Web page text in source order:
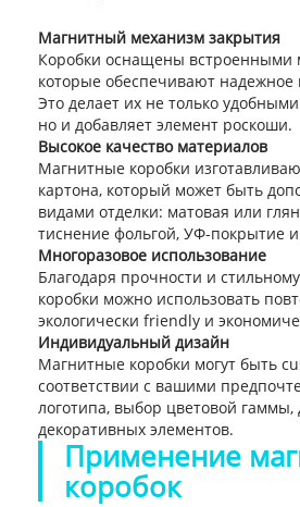
Магнитный механизм закрытия
Коробки оснащены встроенными
которые обеспечивают надежное
Это делает их не только
но и добавляет элемент роскоши.
Высокое качество материалов
Магнитные коробки
картона, который может быть
видами отделки: матовая или
тиснение фольгой, УФ-покрытие
Многоразовое использование
Благодаря прочности и
коробки можно использовать
экологически friendly и
Индивидуальный дизайн
Магнитные коробки могут быть
соответствии с вашими
логотипа, выбор цветовой гаммы,
декоративных элементов.
Применение
коробок